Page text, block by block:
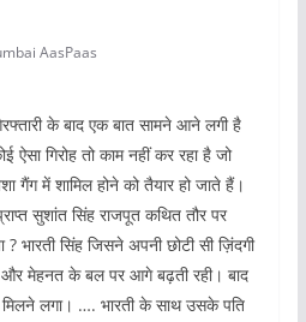
AasPaas
के बाद एक बात सामने आने लगी है
ऐसा गिरोह तो काम नहीं कर रहा है जो
गैंग में शामिल होने को तैयार हो जाते हैं।
सुशांत सिंह राजपूत कथित तौर पर
भारती सिंह जिसने अपनी छोटी सी ज़िंदगी
और मेहनत के बल पर आगे बढ़ती रही। बाद
मिलने लगा। …. भारती के साथ उसके पति